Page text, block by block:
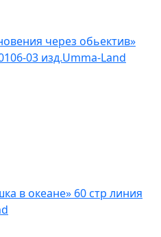
через обьектив»
03 изд.Umma-Land